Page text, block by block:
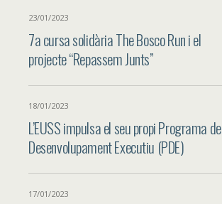
23/01/2023
7a cursa solidària The Bosco Run i el
projecte “Repassem Junts”
18/01/2023
L’EUSS impulsa el seu propi Programa de
Desenvolupament Executiu (PDE)
17/01/2023